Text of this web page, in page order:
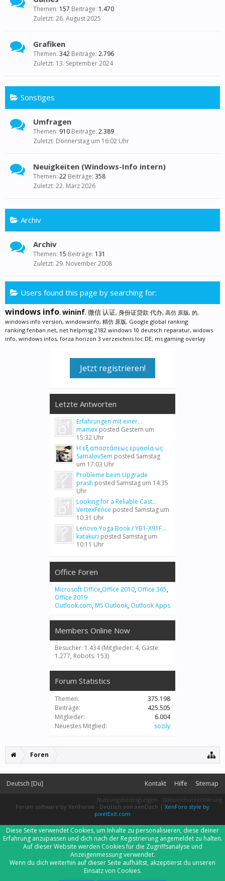
Themen: 157 Beiträge: 1.470
26. August 2025
Grafiken
Themen: 342 Beiträge: 2.796
13. September 2024
Sonstiges
Umfragen
Themen: 910 Beiträge: 2.389
Donnerstag um 16:02 Uhr
Neuigkeiten (Windows-Info intern)
Themen: 22 Beiträge: 358
22. März 2026
Archiv
Archiv
Themen: 15 Beiträge: 131
29. November 2008
Users found this page by searching for:
windows info, wininf, 微信 认证, 身份证贷款 代办, 高仿 原版, 的,
windows info version, windowsinfo, 精仿 原版, Google global ranking
ranking.fenban.net, net helpmsg 2182 windows 10 deutsch reparatur, widows
info, windows infos, forza horizon 3 verzeichnis loc:DE, ms gaming overlay
Jetzt registrieren!
Letzte Antworten
Erfahrungen mit einer...
mamex posted Gestern um
15:32 Uhr
Η εξ αποστάσεως εργασία ως
SamalovSem posted Samstag
um 17:03 Uhr
Probleme beim Upgrade
prash posted Samstag um 14:35
Uhr
Looking for a Reliable Cast...
VertexFence posted Samstag um
10:31 Uhr
Lenovo Yoga Book / YB1-X91F...
katakuri posted Samstag um
10:11 Uhr
Office Foren
Microsoft Office,Office 2010, Office 365,
Office 2019
Outlook.com, MS Outlook, Outlook Apps
Members Online Now
Besucher: 1.434 (Mitglieder: 4, Gäste:
1.277, Robots: 153)
Forum Statistics
Themen:
375.198
Beiträge:
425.505
Mitglieder:
6.004
Neuestes Mitglied:
sozily
Foren
Deutsch [Du] Kontakt Hilfe Sitemap
Nutzungsbedingungen
Datenschutzerklärung
Forum software by XenForo® - Deutsch von xenDach | XenForo style by
pixelExit.com
Diese Seite verwendet Cookies, um Inhalte zu personalisieren, diese deiner
Erfahrung anzupassen und dich nach der Registrierung angemeldet zu halten.
Auf dieser Website werden Cookies für die Zugriffsanalyse und
Anzeigenmessung verwendet.
Wenn du dich weiterhin auf dieser Seite aufhältst, akzeptierst du unseren
Einsatz von Cookies.